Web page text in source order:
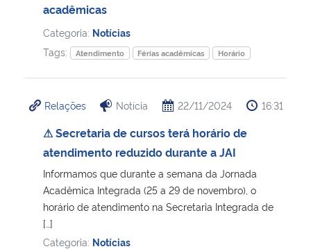
Ministério de Minas e Energia
Ministério da Ciência, Tecnologia, Inovações e Comunicações
Ministério do Turismo
Controladoria-Geral da União
Ministério da Mulher, da Família e dos Direitos Humanos
acadêmicas
Categoria: Notícias
Tags:
Atendimento Férias acadêmicas Horário
Relações Notícia 22/11/2024 16:31
⚠ Secretaria de cursos terá horário de
atendimento reduzido durante a JAI
Informamos que durante a semana da Jornada
Acadêmica Integrada (25 a 29 de novembro), o
horário de atendimento na Secretaria Integrada de
[…]
Categoria: Notícias